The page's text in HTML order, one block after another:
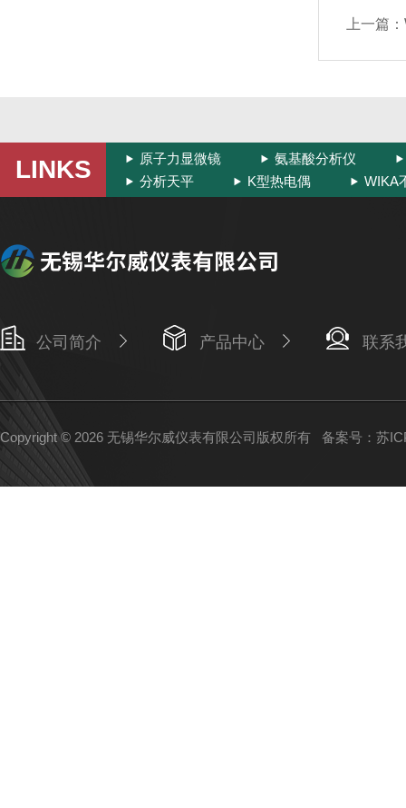
上一篇：
LINKS 原子力显微镜
氨基酸分析仪
分析天平
K型热电偶 WIKA
公司简介 产品中心 联系
Copyright © 2026 无锡华尔威仪表有限公司版权所有 备案号：苏